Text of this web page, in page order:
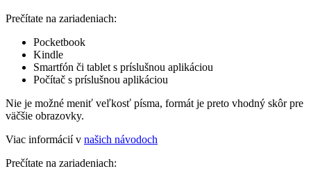
Prečítate na zariadeniach:
Pocketbook
Kindle
Smartfón či tablet s príslušnou aplikáciou
Počítač s príslušnou aplikáciou
Nie je možné meniť veľkosť písma, formát je preto vhodný skôr pre
väčšie obrazovky.
Viac informácií v našich návodoch
Prečítate na zariadeniach: